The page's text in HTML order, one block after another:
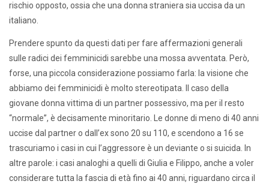
rischio opposto, ossia che una donna straniera sia uccisa da un
italiano.
Prendere spunto da questi dati per fare affermazioni generali
sulle radici dei femminicidi sarebbe una mossa avventata. Però,
forse, una piccola considerazione possiamo farla: la visione che
abbiamo dei femminicidi è molto stereotipata. Il caso della
giovane donna vittima di un partner possessivo, ma per il resto
“normale”, è decisamente minoritario. Le donne di meno di 40 anni
uccise dal partner o dall’ex sono 20 su 110, e scendono a 16 se
trascuriamo i casi in cui l’aggressore è un deviante o si suicida. In
altre parole: i casi analoghi a quelli di Giulia e Filippo, anche a voler
considerare tutta la fascia di età fino ai 40 anni, riguardano circa il